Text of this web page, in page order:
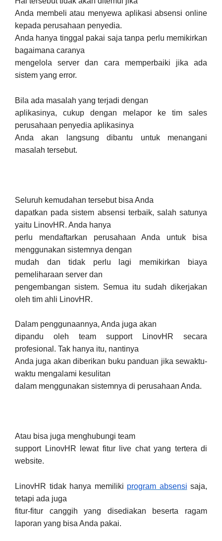
Anda membeli atau menyewa aplikasi absensi online
kepada perusahaan penyedia.
Anda hanya tinggal pakai saja tanpa perlu memikirkan
bagaimana caranya
mengelola server dan cara memperbaiki jika ada
sistem yang error.
Bila ada masalah yang terjadi dengan
aplikasinya, cukup dengan melapor ke tim sales
perusahaan penyedia aplikasinya
Anda akan langsung dibantu untuk menangani
masalah tersebut.
Seluruh kemudahan tersebut bisa Anda
dapatkan pada sistem absensi terbaik, salah satunya
yaitu LinovHR. Anda hanya
perlu mendaftarkan perusahaan Anda untuk bisa
menggunakan sistemnya dengan
mudah dan tidak perlu lagi memikirkan biaya
pemeliharaan server dan
pengembangan sistem. Semua itu sudah dikerjakan
oleh tim ahli LinovHR.
Dalam penggunaannya, Anda juga akan
dipandu oleh team support LinovHR secara
profesional. Tak hanya itu, nantinya
Anda juga akan diberikan buku panduan jika sewaktu-
waktu mengalami kesulitan
dalam menggunakan sistemnya di perusahaan Anda.
Atau bisa juga menghubungi team
support LinovHR lewat fitur live chat yang tertera di
website.
LinovHR tidak hanya memiliki program absensi saja,
tetapi ada juga
fitur-fitur canggih yang disediakan beserta ragam
laporan yang bisa Anda pakai.